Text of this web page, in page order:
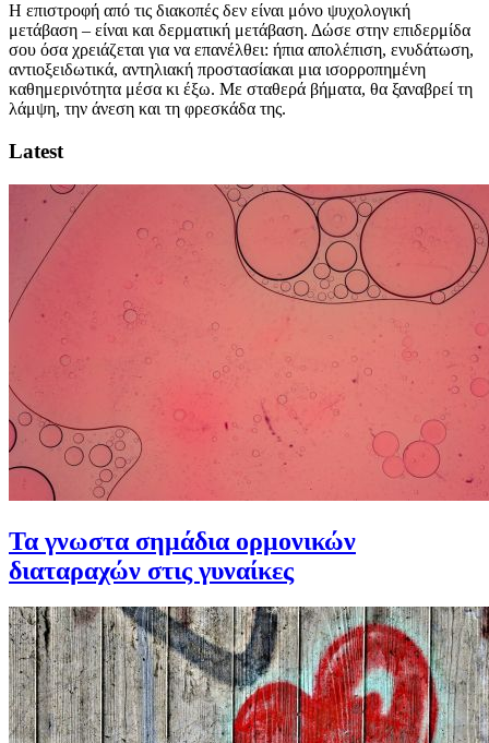
Η επιστροφή από τις διακοπές δεν είναι μόνο ψυχολογική
μετάβαση – είναι και δερματική μετάβαση. Δώσε στην επιδερμίδα
σου όσα χρειάζεται για να επανέλθει: ήπια απολέπιση, ενυδάτωση,
αντιοξειδωτικά, αντηλιακή προστασίακαι μια ισορροπημένη
καθημερινότητα μέσα κι έξω. Με σταθερά βήματα, θα ξαναβρεί τη
λάμψη, την άνεση και τη φρεσκάδα της.
Latest
Τα γνωστα σημάδια ορμονικών
διαταραχών στις γυναίκες